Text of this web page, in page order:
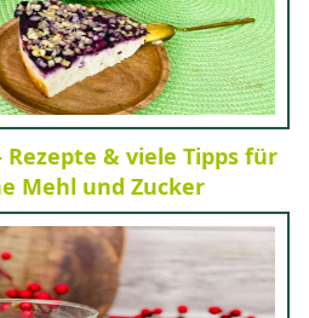
Rezepte & viele Tipps für
Mehl und Zucker